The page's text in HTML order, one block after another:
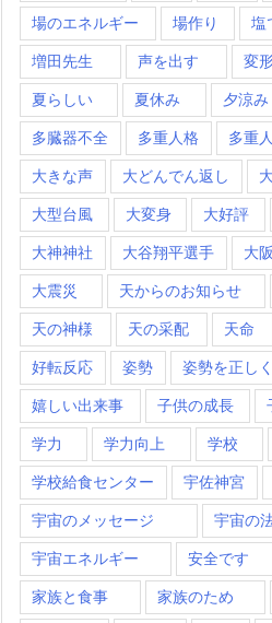
場のエネルギー 場作り 塩
増田先生 声を出す 変
夏らしい 夏休み 夕涼み
多臓器不全 多重人格 多重
大きな声 大どんでん返し
大型台風 大変身 大好評
大神神社 大谷翔平選手 大
大震災 天からのお知らせ
天の神様 天の采配 天命
好転反応 姿勢 姿勢を正しく
嬉しい出来事 子供の成長
学力 学力向上 学校
学校給食センター 宇佐神宮
宇宙のメッセージ 宇宙の
宇宙エネルギー 安全です
家族と食事 家族のため